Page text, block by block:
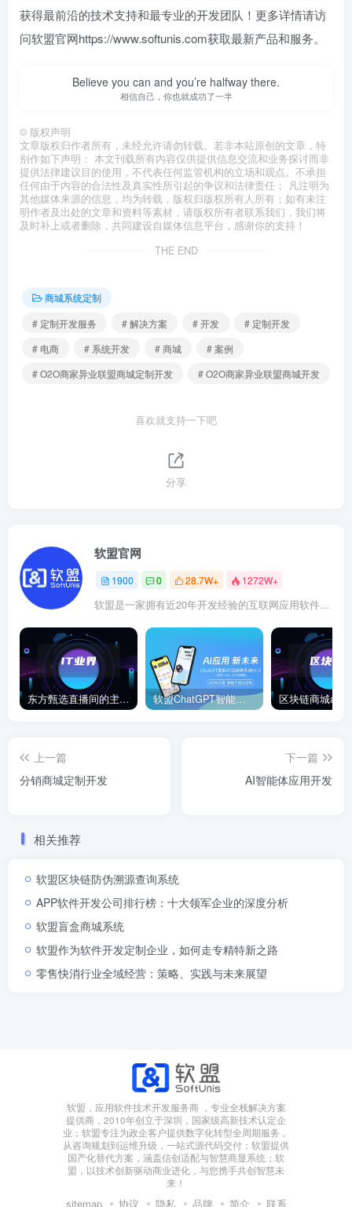
获得最前沿的技术支持和最专业的开发团队！更多详情请访
问软盟官网https://www.softunis.com获取最新产品和服务。
Believe you can and you’re halfway there.
相信自己，你也就成功了一半
© 版权声明
文章版权归作者所有，未经允许请勿转载。若非本站原创的文章，特
别作如下声明： 本文刊载所有内容仅供提供信息交流和业务探讨而非
提供法律建议目的使用，不代表任何监管机构的立场和观点。不承担
任何由于内容的合法性及真实性所引起的争议和法律责任； 凡注明为
其他媒体来源的信息，均为转载，版权归版权所有人所有；如有未注
明作者及出处的文章和资料等素材，请版权所有者联系我们，我们将
及时补上或者删除，共同建设自媒体信息平台，感谢你的支持！
THE END
商城系统定制
# 定制开发服务
# 解决方案 # 开发
# 定制开发
# 电商
# 系统开发 # 商城
# 案例
# O2O商家异业联盟商城定制开发
# O2O商家异业联盟商城开发
喜欢就支持一下吧
分享
软盟官网
1900 0 28.7W+ 1272W+
软盟是一家拥有近20年开发经验的互联网应用软件开发商，软盟专注于新商业模式数字化技术服务！
东方甄选直播间的主播董宇辉在卖玉米时称“918是好日子”，此事引发网络热议。 软盟ChatGPT智能聊天对话系统
上一篇
分销商城定制开发
下一篇
AI智能体应用开发
相关推荐
软盟区块链防伪溯源查询系统
APP软件开发公司排行榜：十大领军企业的深度分析
软盟盲盒商城系统
软盟作为软件开发定制企业，如何走专精特新之路
零售快消行业全域经营：策略、实践与未来展望
软盟，应用软件技术开发服务商 ，专业全栈解决方案
提供商，2010年创立于深圳，国家级高新技术认定企
业；软盟专注为政企客户提供数字化转型全周期服务，
从咨询规划到运维升级，一站式源代码交付；软盟提供
国产化替代方案，涵盖信创适配与智慧商显系统；软
盟，以技术创新驱动商业进化，与您携手共创智慧未
来！
sitemap 协议 隐私 品牌 简介 联系